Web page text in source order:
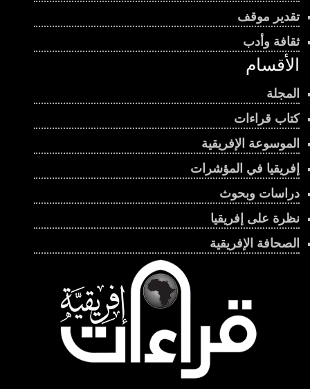
تقدير موقف
ثقافة وأدب
الأقسام
المجلة
كتاب قراءات
الموسوعة الإفريقية
إفريقيا في المؤشرات
دراسات وبحوث
نظرة على إفريقيا
الصحافة الإفريقية